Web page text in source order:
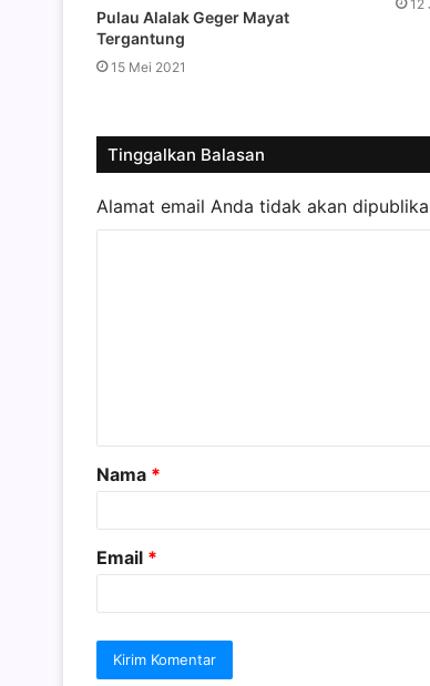
Pulau Alalak Geger Mayat
Tergantung
15 Mei 2021
12
Tinggalkan Balasan
Alamat email Anda tidak akan
a
r
Nama *
Email *